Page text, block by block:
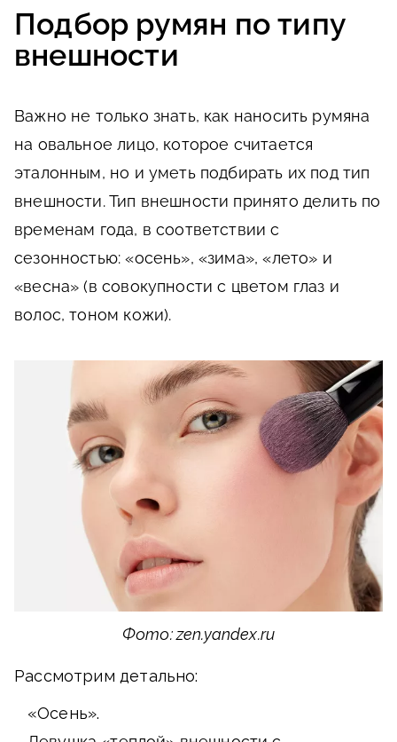
Подбор румян по типу
внешности
Важно не только знать, как наносить румяна
на овальное лицо, которое считается
эталонным, но и уметь подбирать их под тип
внешности. Тип внешности принято делить по
временам года, в соответствии с
сезонностью: «осень», «зима», «лето» и
«весна» (в совокупности с цветом глаз и
волос, тоном кожи).
Фото: zen.yandex.ru
Рассмотрим детально:
«Осень».